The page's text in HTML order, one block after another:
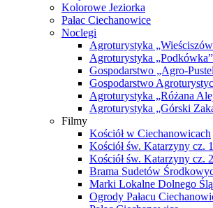
Kolorowe Jeziorka
Pałac Ciechanowice
Noclegi
Agroturystyka
Agroturystyka „Podkówka”
Gospodarstwo „Agro-
Gospodarstwo
Agroturystyka „Różana
Agroturystyka „Górski
Filmy
Kościół w Ciechanowicach
Kościół św. Katarzyny cz. 1
Kościół św. Katarzyny cz. 2
Brama Sudetów
Marki Lokalne Dolnego
Ogrody Pałacu